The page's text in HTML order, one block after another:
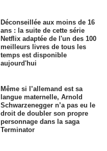
Déconseillée aux moins de 16
ans : la suite de cette série
Netflix adaptée de l'un des 100
meilleurs livres de tous les
temps est disponible
aujourd'hui
Même si l’allemand est sa
langue maternelle, Arnold
Schwarzenegger n’a pas eu le
droit de doubler son propre
personnage dans la saga
Terminator